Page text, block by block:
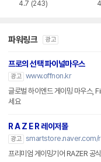
4.7 (243)
파워링크 광고
프로의 선택 파이널마우스
광고 www.offnon.kr
글로벌 하이엔드 게이밍 마우스,
세요
R A Z E R 레이저몰
광고 smartstore.naver.com/
프리미엄 게이밍기어 RAZER 공